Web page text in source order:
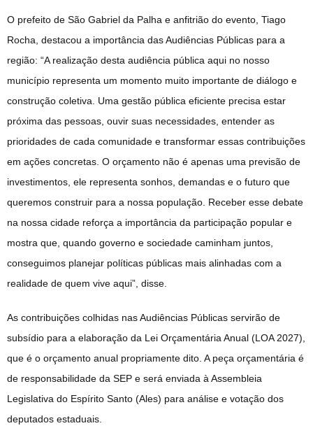
O prefeito de São Gabriel da Palha e anfitrião do evento, Tiago
Rocha, destacou a importância das Audiências Públicas para a
região: “A realização desta audiência pública aqui no nosso
município representa um momento muito importante de diálogo e
construção coletiva. Uma gestão pública eficiente precisa estar
próxima das pessoas, ouvir suas necessidades, entender as
prioridades de cada comunidade e transformar essas contribuições
em ações concretas. O orçamento não é apenas uma previsão de
investimentos, ele representa sonhos, demandas e o futuro que
queremos construir para a nossa população. Receber esse debate
na nossa cidade reforça a importância da participação popular e
mostra que, quando governo e sociedade caminham juntos,
conseguimos planejar políticas públicas mais alinhadas com a
realidade de quem vive aqui”, disse.
As contribuições colhidas nas Audiências Públicas servirão de
subsídio para a elaboração da Lei Orçamentária Anual (LOA 2027),
que é o orçamento anual propriamente dito. A peça orçamentária é
de responsabilidade da SEP e será enviada à Assembleia
Legislativa do Espírito Santo (Ales) para análise e votação dos
deputados estaduais.